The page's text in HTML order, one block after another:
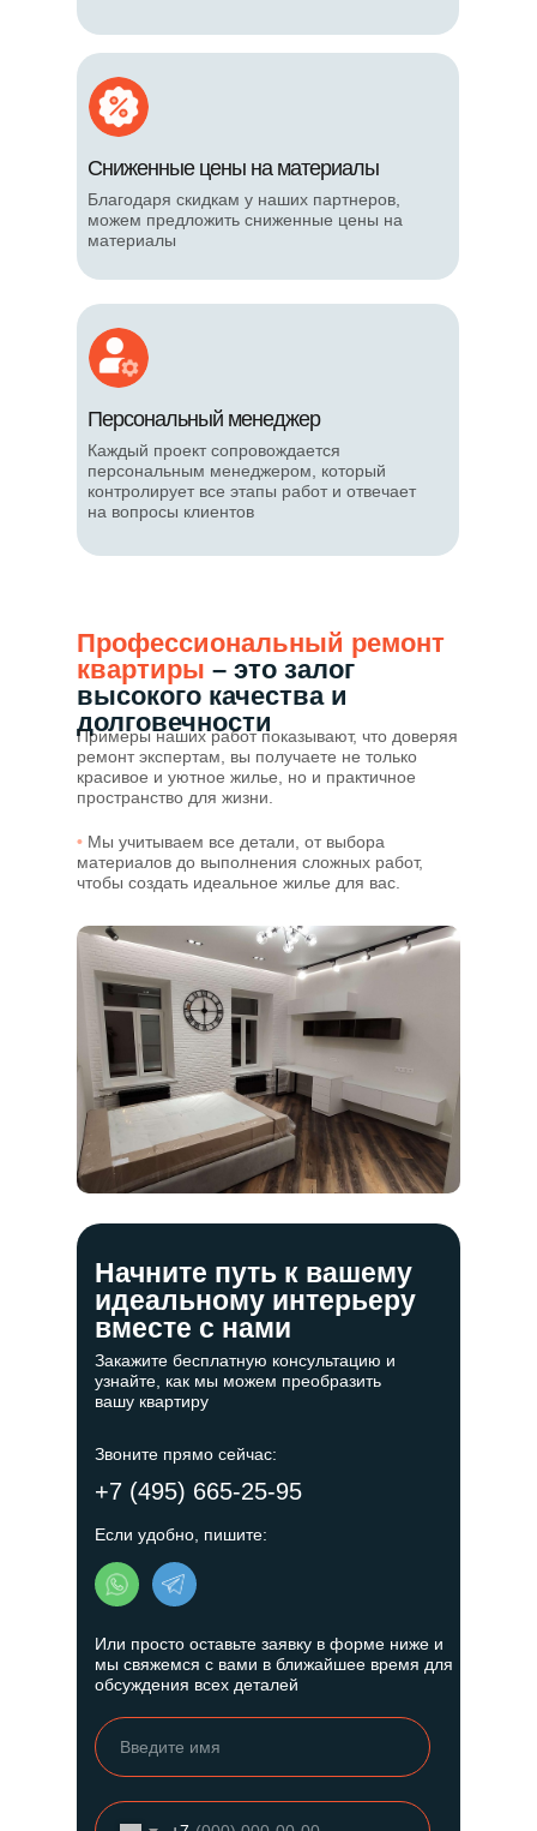
Благодаря скидкам у наших партнеров,
можем предложить сниженные цены на
материалы
Сниженные цены на материалы
Каждый проект сопровождается
персональным менеджером, который
контролирует все этапы работ и отвечает
на вопросы клиентов
Персональный менеджер
Профессиональный ремонт
квартиры – это залог
высокого качества и
долговечности
Примеры наших работ показывают, что доверяя
ремонт экспертам, вы получаете не только
красивое и уютное жилье, но и практичное
пространство для жизни.
• Мы учитываем все детали, от выбора
материалов до выполнения сложных работ,
чтобы создать идеальное жилье для вас.
Начните путь к вашему
идеальному интерьеру
вместе с нами
Закажите бесплатную консультацию и
узнайте, как мы можем преобразить
вашу квартиру
Звоните прямо сейчас:
+7 (495) 665-25-95
Если удобно, пишите:
Или просто оставьте заявку в форме ниже и
мы свяжемся с вами в ближайшее время для
обсуждения всех деталей